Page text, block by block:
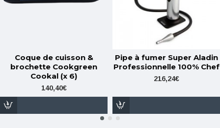
Coque de cuisson &
brochette Cookgreen
Cookal (x 6)
140,40€
Pipe à fumer Super Aladin
Professionnelle 100% Chef
216,24€